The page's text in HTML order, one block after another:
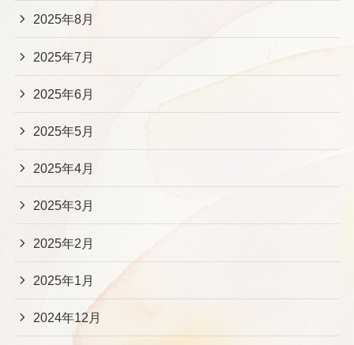
2025年8月
2025年7月
2025年6月
2025年5月
2025年4月
2025年3月
2025年2月
2025年1月
2024年12月